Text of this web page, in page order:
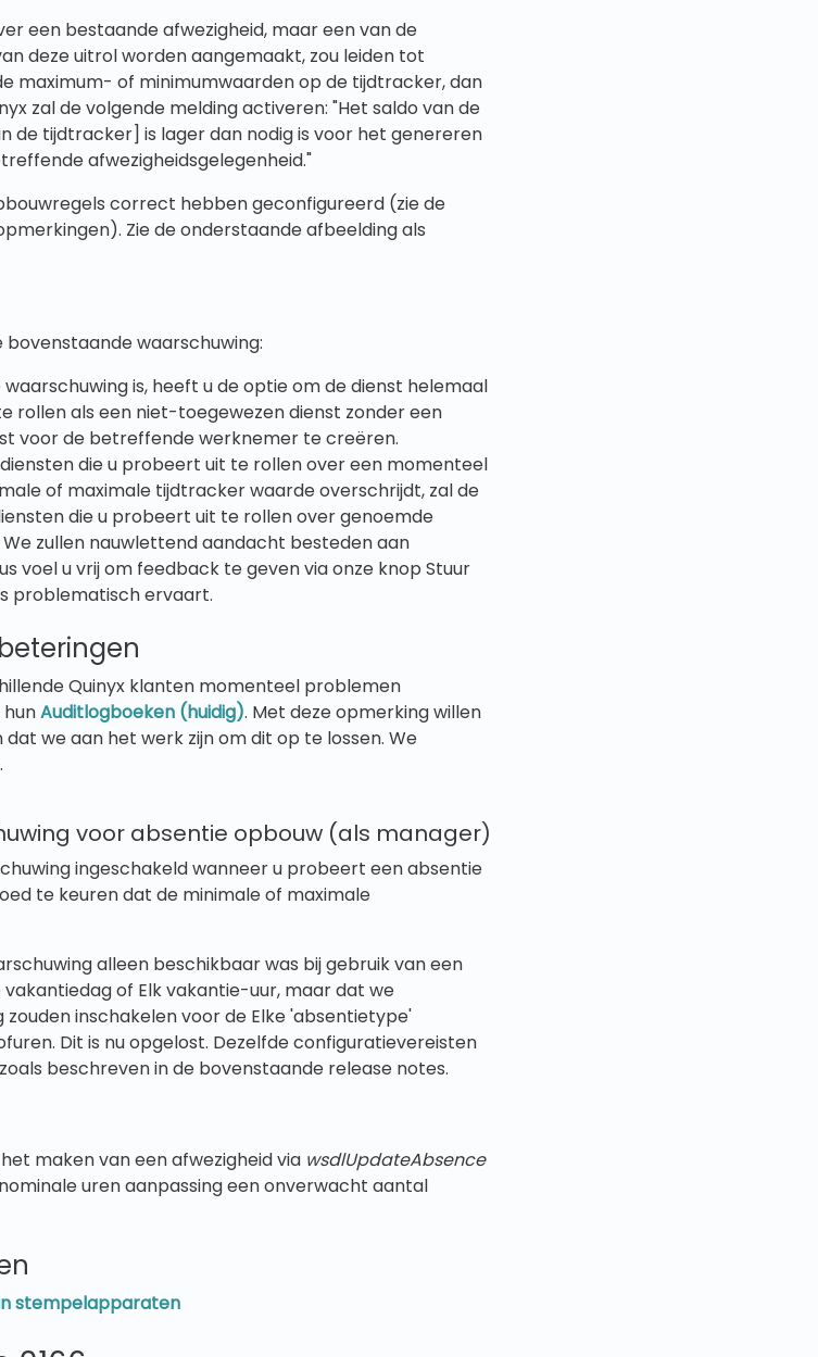
een bestaande afwezigheid, maar een van de
deze uitrol worden aangemaakt, zou leiden tot
maximum- of minimumwaarden op de tijdtracker, dan
zal de volgende melding activeren: "Het saldo van de
de tijdtracker] is lager dan nodig is voor het genereren
afwezigheidsgelegenheid."
correct hebben geconfigureerd (zie de
Zie de onderstaande afbeelding als
waarschuwing:
is, heeft u de optie om de dienst helemaal
rollen als een niet-toegewezen dienst zonder een
voor de betreffende werknemer te creëren.
die u probeert uit te rollen over een momenteel
of maximale tijdtracker waarde overschrijdt, zal de
die u probeert uit te rollen over genoemde
zullen nauwlettend aandacht besteden aan
voel u vrij om feedback te geven via onze knop Stuur
problematisch ervaart.
Quinyx klanten momenteel problemen
Auditlogboeken (huidig). Met deze opmerking willen
we aan het werk zijn om dit op te lossen. We
voor absentie opbouw (als manager)
ingeschakeld wanneer u probeert een absentie
te keuren dat de minimale of maximale
alleen beschikbaar was bij gebruik van een
of Elk vakantie-uur, maar dat we
inschakelen voor de Elke 'absentietype'
Dit is nu opgelost. Dezelfde configuratievereisten
beschreven in de bovenstaande release notes.
maken van een afwezigheid via wsdlUpdateAbsence
uren aanpassing een onverwacht aantal
stempelapparaten